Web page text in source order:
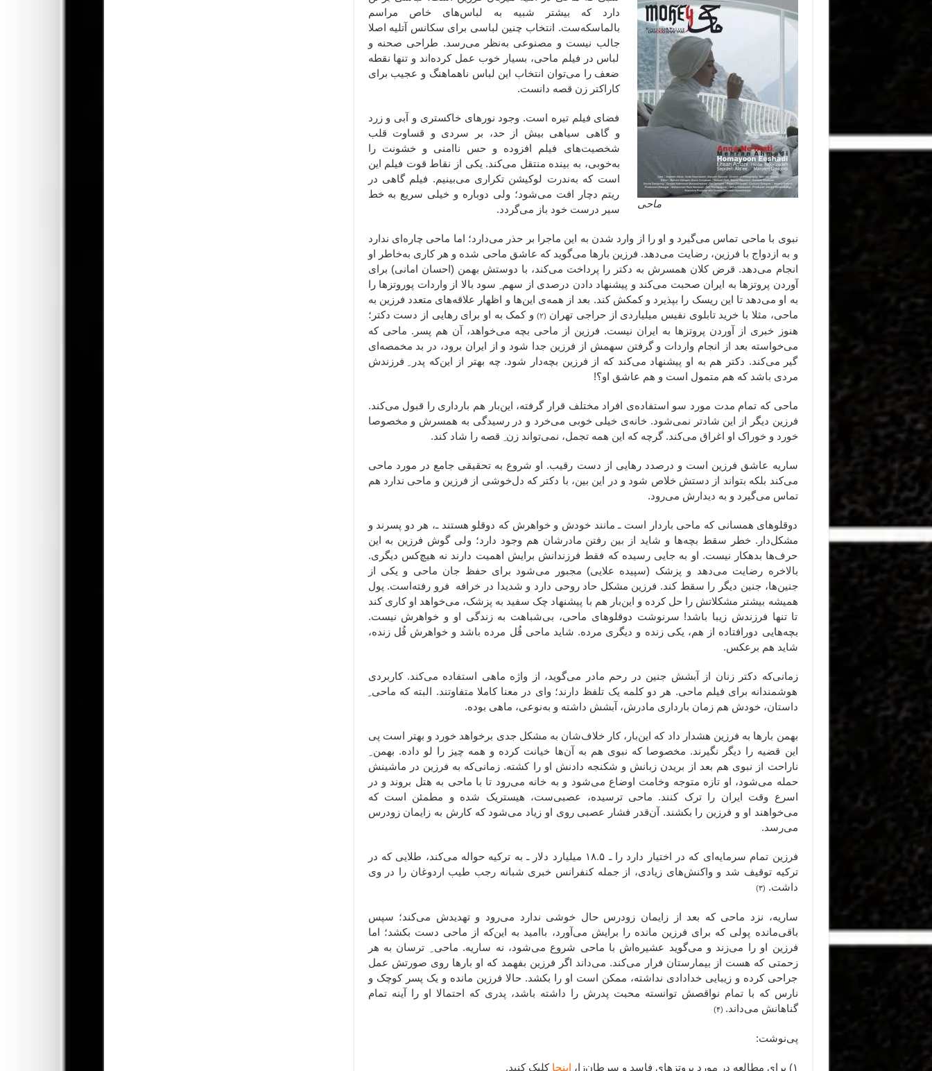
ماحی
دارد که بیشتر شبیه به لباس‌های خاص مراسم
بالماسکه‌ست. انتخاب چنین لباسی برای سکانس آتلیه اصلا
جالب نیست و مصنوعی به‌نظر می‌رسد. طراحی صحنه و
لباس در فیلم ماحی، بسیار خوب عمل کرده‌اند و تنها نقطه
ضعف را می‌توان انتخاب این لباس ناهماهنگ و عجیب برای
کاراکتر زن قصه دانست.
فضای فیلم تیره است. وجود نورهای خاکستری و آبی و زرد
و گاهی سیاهی بیش از حد، بر سردی و قساوت قلب
شخصیت‌های فیلم افزوده و حس ناامنی و خشونت را
به‌خوبی، به بینده منتقل می‌کند. یکی از نقاط قوت فیلم این‌
است که به‌ندرت لوکیشن تکراری می‌بینیم. فیلم گاهی در
ریتم دچار افت می‌شود؛ ولی دوباره و خیلی سریع به خط
سیر درست خود باز می‌گردد.
نبوی با ماحی تماس می‌گیرد و او را از وارد شدن به این ماجرا بر حذر می‌دارد؛ اما ماحی چاره‌ای ندارد
و به ازدواج با فرزین، رضایت می‌دهد. فرزین بارها می‌گوید که عاشق ماحی شده و هر کاری به‌خاطر او
انجام می‌دهد. قرض کلان همسرش به دکتر را پرداخت می‌کند، با دوستش بهمن (احسان امانی) برای
آوردن پروتزها به ایران صحبت می‌کند و پیشنهاد دادن درصدی از سهم ِ سود بالا از واردات پوروتزها را
به او می‌دهد تا این ریسک را بپذیرد و کمکش کند. بعد از همه‌ی این‌ها و اظهار علاقه‌های متعدد فرزین به
ماحی، مثلا با خرید تابلوی نفیس میلیاردی از حراجی تهران (۲)
و کمک به او برای رهایی از دست دکتر؛
هنوز خبری از آوردن پروتزها به ایران نیست. فرزین از ماحی بچه می‌خواهد، آن هم پسر. ماحی که
می‌خواسته بعد از انجام واردات و گرفتن سهمش از فرزین جدا شود و از ایران برود،‌ در بد مخمصه‌ای
گیر می‌کند. دکتر هم به او پیشنهاد می‌کند که از فرزین بچه‌دار شود. چه بهتر از این‌که پدر ِ فرزندش
مردی باشد که هم متمول است و هم عاشق او؟!
ماحی که تمام مدت مورد سو استفاده‌ی افراد مختلف قرار گرفته، این‌بار هم بارداری را قبول می‌کند.
فرزین دیگر از این شادتر نمی‌شود. خانه‌ی خیلی خوبی می‌خرد و در رسیدگی به همسرش و مخصوصا
خورد و خوراک او اغراق می‌کند. گرچه که این همه تجمل، نمی‌تواند زن ِ قصه را شاد کند.
ساریه عاشق فرزین است و درصدد رهایی از دست رقیب. او شروع به تحقیقی جامع در مورد ماحی
می‌کند بلکه بتواند از دستش خلاص شود و در این بین، با دکتر که دل‌خوشی از فرزین و ماحی ندارد هم
تماس می‌گیرد و به دیدارش می‌رود.
دوقلوهای همسانی که ماحی باردار است ـ مانند خودش و خواهرش که دوقلو هستند ـ، هر دو پسرند و
مشکل‌دار. خطر سقط بچه‌ها و شاید از بین رفتن مادرشان هم وجود دارد؛ ولی گوش فرزین به این
حرف‌ها بدهکار نیست. او به جایی رسیده که فقط فرزندانش برایش اهمیت دارند نه هیچ‌کس دیگری.
بالاخره رضایت می‌دهد و پزشک (سپیده علایی) مجبور می‌شود برای حفظ جان ماحی و یکی از
جنین‌ها،‌ جنین دیگر را سقط کند. فرزین مشکل حاد روحی‌ دارد و شدیدا در خرافه فرو رفته‌است. پول
همیشه بیشتر مشکلاتش را حل کرده و این‌بار هم با پیشنهاد چک سفید به پزشک، می‌خواهد او کاری کند
تا تنها فرزندش زیبا باشد! سرنوشت دوقلوهای ماحی، بی‌شباهت به زندگی او و خواهرش نیست.
بچه‌هایی دورافتاده از هم،‌ یکی زنده و دیگری مرده. شاید ماحی قُل مرده باشد و خواهرش قُل زنده،‌
شاید هم برعکس.
زمانی‌که دکتر زنان از آبشش جنین در رحم مادر می‌گوید،‌ از واژه ماهی استفاده می‌کند. کاربردی
هوشمندانه برای فیلم ماحی. هر دو کلمه یک تلفظ دارند؛ وای در معنا کاملا متفاوتند. البته که ماحی ِ
داستان،‌ خودش هم زمان بارداری مادرش،‌ آبشش داشته و به‌نوعی،‌ ماهی بوده.
بهمن بارها به فرزین هشدار داد که این‌بار،‌ کار خلاف‌شان به مشکل جدی برخواهد خورد و بهتر است پی
این قضیه را دیگر نگیرند. مخصوصا که نبوی هم به آن‌ها خیانت کرده و همه چیز را لو داده. بهمن ِ‌
ناراحت از نبوی هم بعد از بریدن زبانش و شکنجه دادنش او را کشته. زمانی‌که به فرزین در ماشینش
حمله می‌شود، او تازه متوجه وخامت اوضاع می‌شود و به خانه می‌رود تا با ماحی به هتل بروند و در
اسرع وقت ایران را ترک کنند. ماحی ترسیده، عصبی‌ست، هیستریک شده و مطمئن است که
می‌خواهند او و فرزین را بکشند. آن‌قدر فشار عصبی روی او زیاد می‌شود که کارش به زایمان زودرس
می‌رسد.
فرزین تمام سرمایه‌ای که در اختیار دارد را ـ ۱۸.۵ میلیارد دلار ـ به ترکیه حواله می‌کند، طلایی که در
ترکیه توقیف شد و واکنش‌های زیادی، از جمله کنفرانس خبری شبانه رجب طیب اردوغان را در وی
داشت. (۳)
ساریه، نزد ماحی که بعد از زایمان زودرس حال خوشی ندارد می‌رود و تهدیدش می‌کند؛ سپس
باقی‌مانده پولی که برای فرزین مانده را برایش می‌آورد، باامید به این‌که از ماحی دست بکشد؛ اما
فرزین او را می‌زند و می‌گوید عشیره‌اش با ماحی شروع می‌شود، نه ساریه. ماحی ِ ترسان به هر
زحمتی که هست از بیمارستان فرار می‌کند. می‌داند اگر فرزین بفهمد که او بارها روی صورتش عمل
جراحی کرده و زیبایی خدادادی نداشته، ممکن است او را بکشد. حالا فرزین مانده و یک پسر کوچک و
نارس که با تمام نواقصش توانسته محبت پدرش را داشته باشد،‌ پدری که احتمالا او را آینه تمام
گناهانش می‌داند. (۴)
پی‌نوشت:
۱) برای مطالعه در مورد پروتزهای فاسد و سرطان‌زا، اینجا کلیک کنید.